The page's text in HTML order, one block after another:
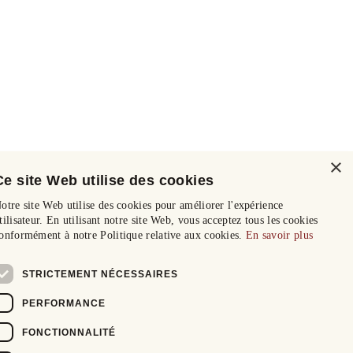
×
site Web utilise des cookies
site Web utilise des cookies pour améliorer l'expérience
En utilisant notre site Web, vous acceptez tous les cookies
à notre Politique relative aux cookies. En savoir plus
STRICTEMENT NÉCESSAIRES
PERFORMANCE
FONCTIONNALITÉ